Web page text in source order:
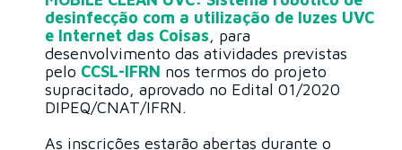
desinfecção com a utilização de luzes UVC
e Internet das Coisas, para
desenvolvimento das atividades previstas
pelo CCSL-IFRN nos termos do projeto
supracitado, aprovado no Edital 01/2020
DIPEQ/CNAT/IFRN.
As inscrições estarão abertas durante o